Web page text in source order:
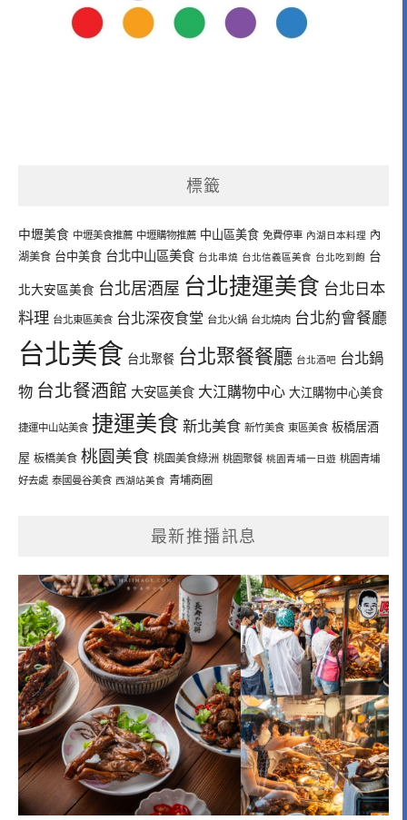
標籤
中壢美食 中壢美食推薦 中壢購物推薦 中山區美食 免費停車 內湖日本料理 內
湖美食 台中美食 台北中山區美食 台北串燒 台北信義區美食 台北吃到飽 台
北大安區美食 台北居酒屋 台北捷運美食 台北日本
料理 台北東區美食 台北深夜食堂 台北火鍋 台北燒肉 台北約會餐廳
台北美食 台北聚餐 台北聚餐餐廳 台北酒吧 台北鍋
物 台北餐酒館 大安區美食 大江購物中心 大江購物中心美食
捷運中山站美食 捷運美食 新北美食 新竹美食 東區美食 板橋居酒
屋 板橋美食 桃園美食 桃園美食綠洲 桃園聚餐 桃園青埔一日遊 桃園青埔
好去處 泰國曼谷美食 西湖站美食 青埔商圈
最新推播訊息